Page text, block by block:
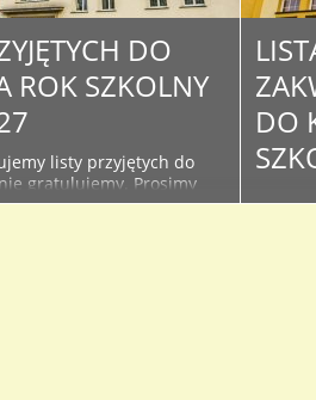
DO
ROK SZKOLNY
listy przyjętych do
gratulujemy. Prosimy
informacje na stronie i
DO